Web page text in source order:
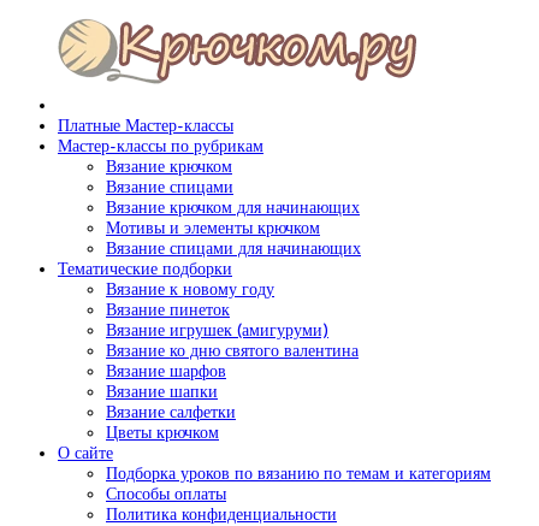
Платные Мастер-классы
Мастер-классы по рубрикам
Вязание крючком
Вязание спицами
Вязание крючком для начинающих
Мотивы и элементы крючком
Вязание спицами для начинающих
Тематические подборки
Вязание к новому году
Вязание пинеток
Вязание игрушек (амигуруми)
Вязание ко дню святого валентина
Вязание шарфов
Вязание шапки
Вязание салфетки
Цветы крючком
О сайте
Подборка уроков по вязанию по темам и категориям
Способы оплаты
Политика конфиденциальности